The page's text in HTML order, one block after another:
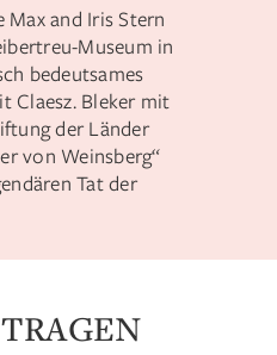
and Iris Stern
Museum in
bedeutsames
Claesz. Bleker mit
der Länder
von Weinsberg“
Tat der